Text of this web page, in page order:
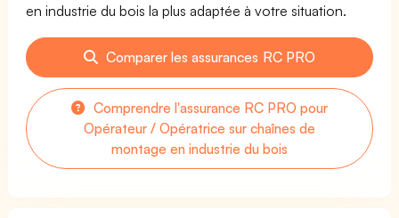
en industrie du bois la plus adaptée à votre situation.
Comparer les assurances RC PRO
Comprendre l'assurance RC PRO pour
Opérateur / Opératrice sur chaînes de
montage en industrie du bois